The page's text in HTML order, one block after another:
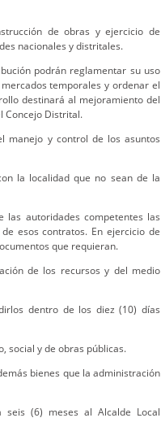
de obras y ejercicio de
nacionales y distritales.
podrán reglamentar su uso
temporales y ordenar el
destinará al mejoramiento del
Concejo Distrital.
manejo y control de los asuntos
la localidad que no sean de la
autoridades competentes las
esos contratos. En ejercicio de
que requieran.
de los recursos y del medio
dentro de los diez (10) días
social y de obras públicas.
bienes que la administración
seis (6) meses al Alcalde Local